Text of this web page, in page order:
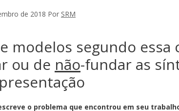
de 2018 Por SRM
modelos segundo essa
ou de não-fundar as
o problema que encontrou em seu